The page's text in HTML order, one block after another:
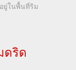
ยู่ในพื้นที่ริม
ดริด